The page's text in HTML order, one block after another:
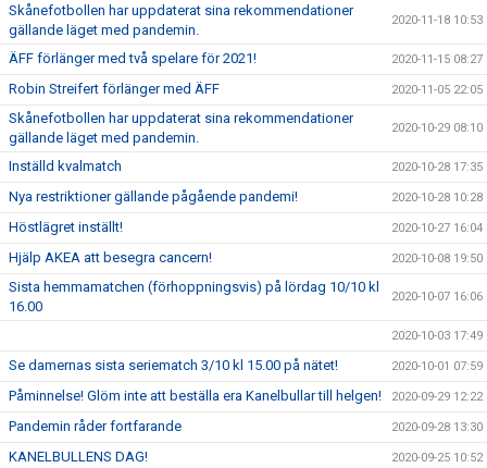
Skånefotbollen har uppdaterat sina rekommendationer
gällande läget med pandemin.
2020-11-18 10:53
ÄFF förlänger med två spelare för 2021! 2020-11-15 08:27
Robin Streifert förlänger med ÄFF 2020-11-05 22:05
Skånefotbollen har uppdaterat sina rekommendationer
gällande läget med pandemin.
2020-10-29 08:10
Inställd kvalmatch 2020-10-28 17:35
Nya restriktioner gällande pågående pandemi! 2020-10-28 10:28
Höstlägret inställt! 2020-10-27 16:04
Hjälp AKEA att besegra cancern! 2020-10-08 19:50
Sista hemmamatchen (förhoppningsvis) på lördag 10/10 kl
16.00
2020-10-07 16:06
2020-10-03 17:49
Se damernas sista seriematch 3/10 kl 15.00 på nätet! 2020-10-01 07:59
Påminnelse! Glöm inte att beställa era Kanelbullar till helgen! 2020-09-29 12:22
Pandemin råder fortfarande 2020-09-28 13:30
KANELBULLENS DAG! 2020-09-25 10:52